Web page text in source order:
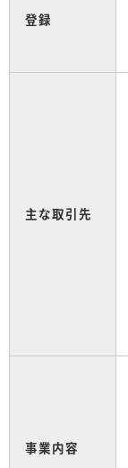
登録
主な取引先
事業内容